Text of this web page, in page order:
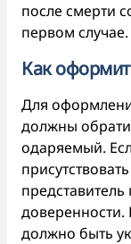
после смерти
первом случае.
Как
Для
должны
одаряемый.
доверенности.
должно быть